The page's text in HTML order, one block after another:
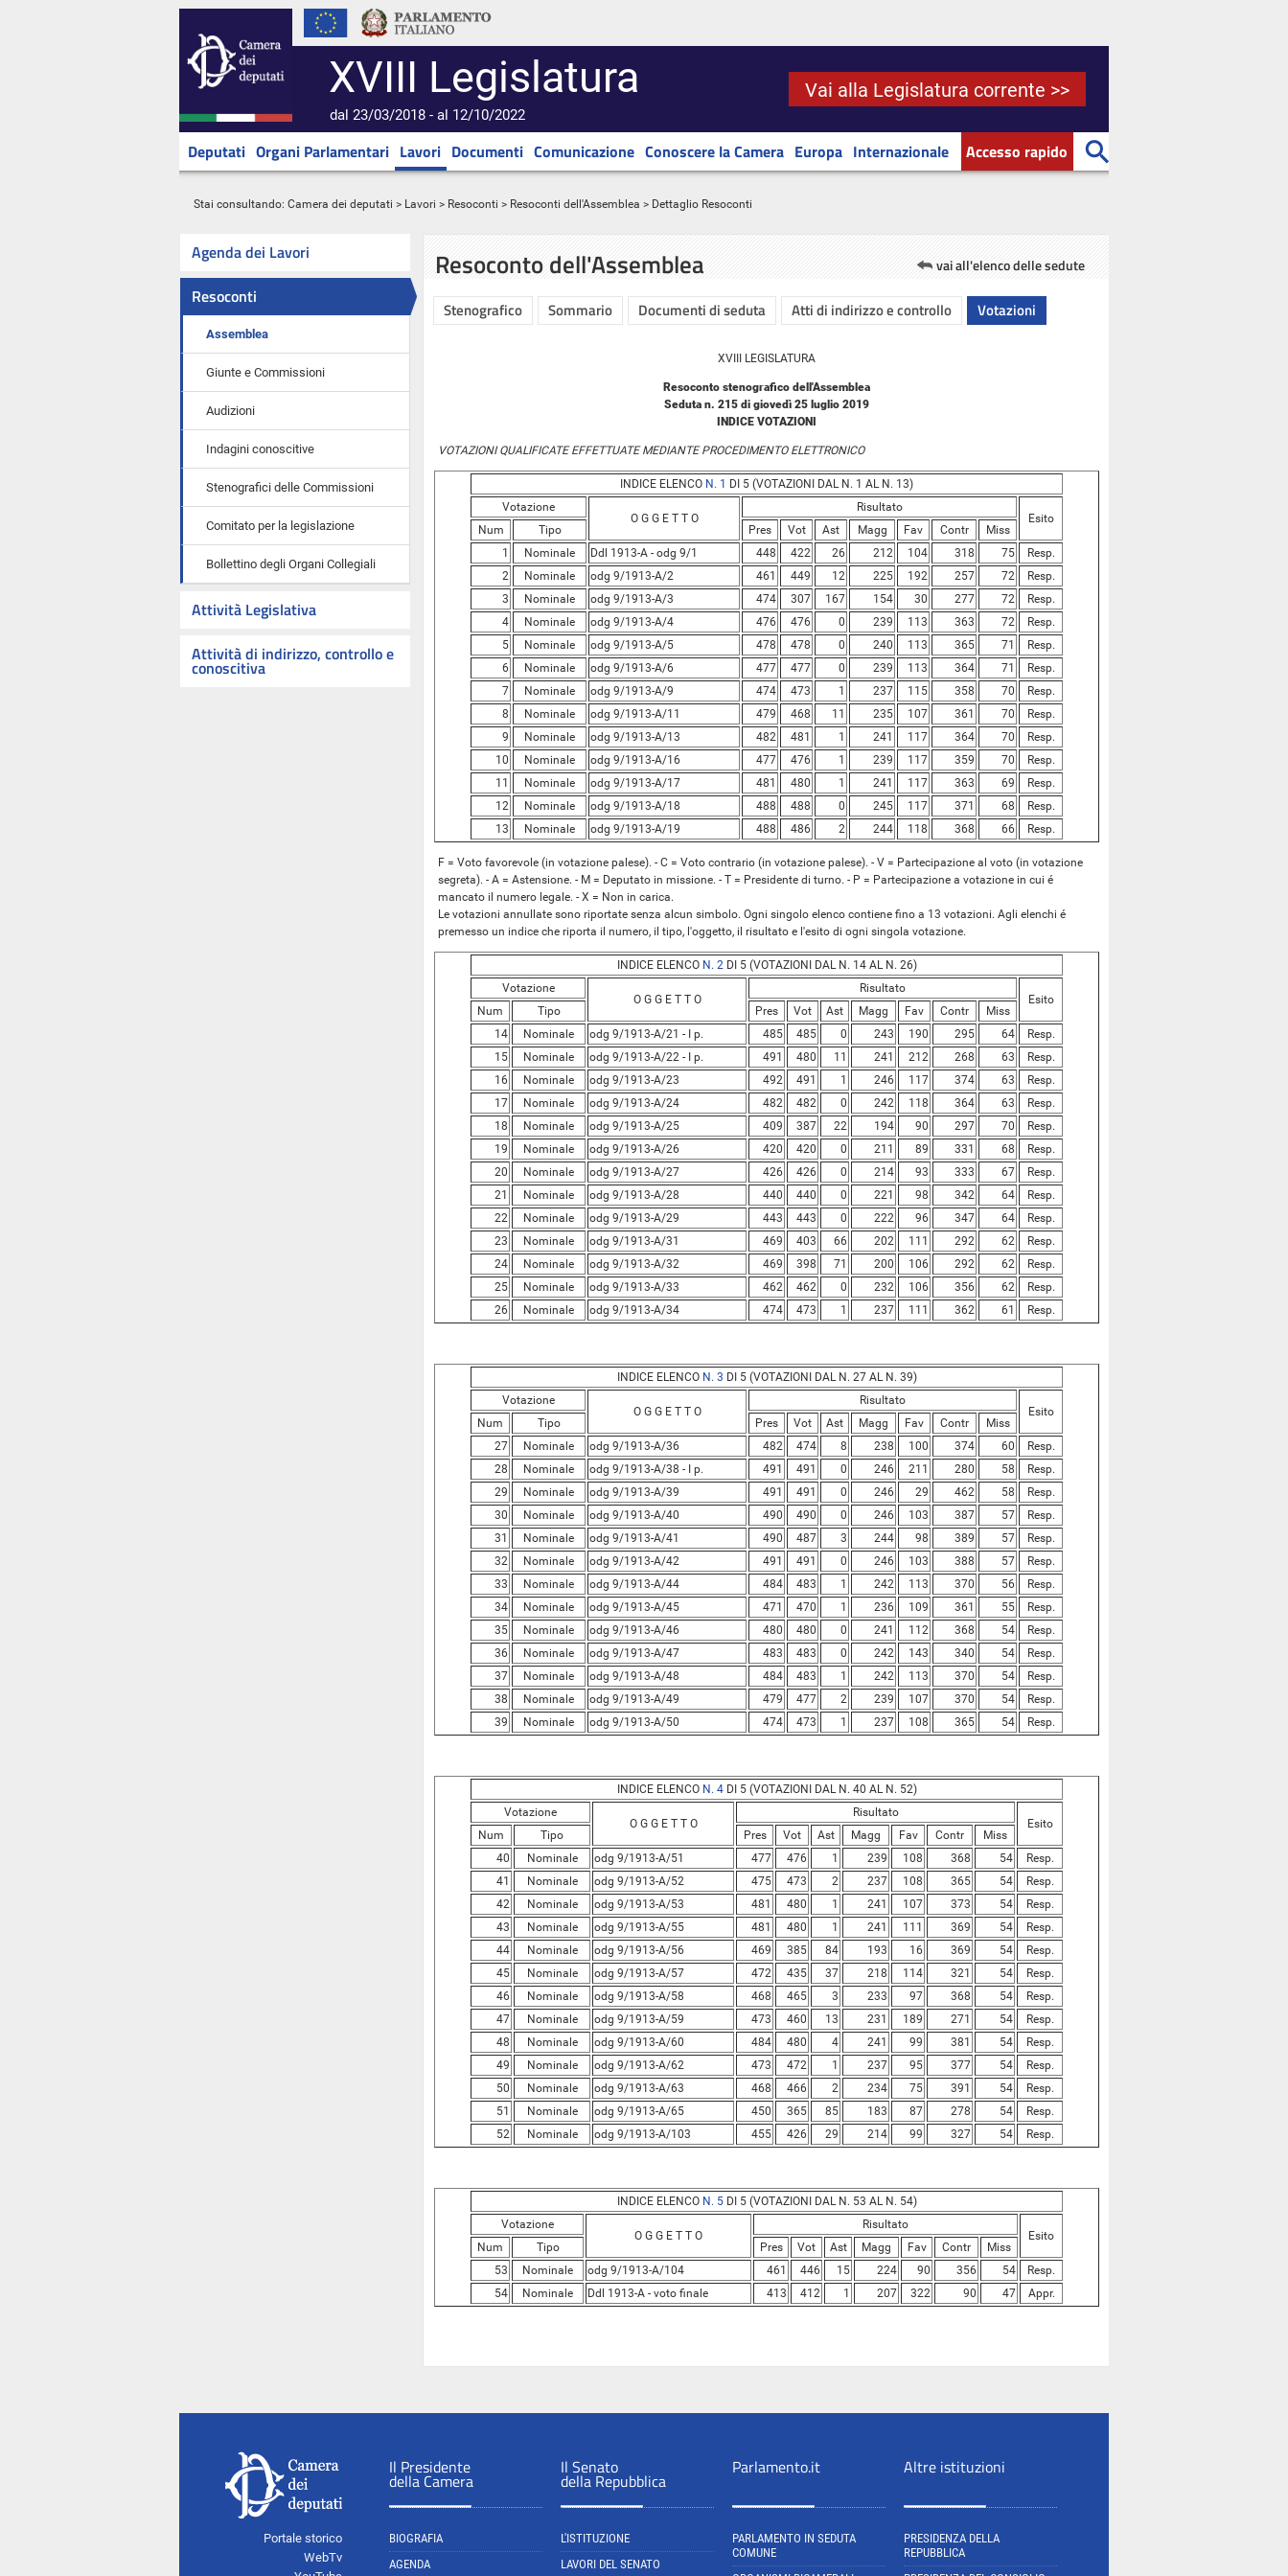
XVIII Legislatura
dal 23/03/2018 - al 12/10/2022
Vai alla Legislatura corrente >>
Deputati Organi Parlamentari Lavori Documenti Comunicazione Conoscere la Camera Europa Internazionale Accesso rapido
Stai consultando: Camera dei deputati > Lavori > Resoconti > Resoconti dell'Assemblea > Dettaglio Resoconti
Agenda dei Lavori
Resoconti
Assemblea
Giunte e Commissioni
Audizioni
Indagini conoscitive
Stenografici delle Commissioni
Comitato per la legislazione
Bollettino degli Organi Collegiali
Attività Legislativa
Attività di indirizzo, controllo e
conoscitiva
Resoconto dell'Assemblea vai all'elenco delle sedute
Stenografico Sommario Documenti di seduta Atti di indirizzo e controllo Votazioni
XVIII LEGISLATURA
Resoconto stenografico dell'Assemblea
Seduta n. 215 di giovedì 25 luglio 2019
INDICE VOTAZIONI
VOTAZIONI QUALIFICATE EFFETTUATE MEDIANTE PROCEDIMENTO ELETTRONICO
INDICE ELENCO N. 1
DI 5 (VOTAZIONI DAL N. 1 AL N. 13)
Votazione
O G G E T T O
Risultato
Esito
Num
Tipo Pres Vot Ast Magg Fav Contr
Miss
1
Nominale Ddl 1913-A - odg 9/1 448 422 26 212 104 318 75
Resp.
2
Nominale odg 9/1913-A/2 461 449 12 225 192 257 72
Resp.
3
Nominale odg 9/1913-A/3 474 307 167 154 30 277 72
Resp.
4
Nominale odg 9/1913-A/4 476 476 0 239 113 363 72
Resp.
5
Nominale odg 9/1913-A/5 478 478 0 240 113 365 71
Resp.
6
Nominale odg 9/1913-A/6 477 477 0 239 113 364 71
Resp.
7
Nominale odg 9/1913-A/9 474 473 1 237 115 358 70
Resp.
8
Nominale odg 9/1913-A/11 479 468 11 235 107 361 70
Resp.
9
Nominale odg 9/1913-A/13 482 481 1 241 117 364 70
Resp.
10
Nominale odg 9/1913-A/16 477 476 1 239 117 359 70
Resp.
11
Nominale odg 9/1913-A/17 481 480 1 241 117 363 69
Resp.
12
Nominale odg 9/1913-A/18 488 488 0 245 117 371 68
Resp.
13
Nominale odg 9/1913-A/19 488 486 2 244 118 368 66 Resp.
F = Voto favorevole (in votazione palese). - C = Voto contrario (in votazione palese). - V = Partecipazione al voto (in votazione
segreta). - A = Astensione. - M = Deputato in missione. - T = Presidente di turno. - P = Partecipazione a votazione in cui é
mancato il numero legale. - X = Non in carica.
Le votazioni annullate sono riportate senza alcun simbolo. Ogni singolo elenco contiene fino a 13 votazioni. Agli elenchi é
premesso un indice che riporta il numero, il tipo, l'oggetto, il risultato e l'esito di ogni singola votazione.
INDICE ELENCO N. 2DI 5 (VOTAZIONI DAL N. 14 AL N. 26)
Votazione
O G G E T T O
Risultato
Esito
Num
Tipo Pres Vot Ast Magg Fav Contr
Miss
14
Nominale odg 9/1913-A/21 - I p. 485 485 0 243 190 295 64
Resp.
15
Nominale odg 9/1913-A/22 - I p. 491 480 11 241 212 268 63
Resp.
16
Nominale odg 9/1913-A/23 492 491 1 246 117 374 63
Resp.
17
Nominale odg 9/1913-A/24 482 482 0 242 118 364 63
Resp.
18
Nominale odg 9/1913-A/25 409 387 22 194 90 297 70
Resp.
19
Nominale odg 9/1913-A/26 420 420 0 211 89 331 68
Resp.
20
Nominale odg 9/1913-A/27 426 426 0 214 93 333 67
Resp.
21
Nominale odg 9/1913-A/28 440 440 0 221 98 342 64
Resp.
22
Nominale odg 9/1913-A/29 443 443 0 222 96 347 64
Resp.
23
Nominale odg 9/1913-A/31 469 403 66 202 111 292 62
Resp.
24
Nominale odg 9/1913-A/32 469 398 71 200 106 292 62
Resp.
25
Nominale odg 9/1913-A/33 462 462 0 232 106 356 62
Resp.
26
Nominale odg 9/1913-A/34 474 473 1 237 111 362 61 Resp.
INDICE ELENCO N. 3 DI 5 (VOTAZIONI DAL N. 27 AL N. 39)
Votazione
O G G E T T O
Risultato
Esito
Num
Tipo Pres Vot Ast Magg Fav Contr
Miss
27
Nominale odg 9/1913-A/36 482 474 8 238 100 374 60
Resp.
28
Nominale odg 9/1913-A/38 - I p. 491 491 0 246 211 280 58
Resp.
29
Nominale odg 9/1913-A/39 491 491 0 246 29 462 58
Resp.
30
Nominale odg 9/1913-A/40 490 490 0 246 103 387 57
Resp.
31
Nominale odg 9/1913-A/41 490 487 3 244 98 389 57
Resp.
32
Nominale odg 9/1913-A/42 491 491 0 246 103 388 57
Resp.
33
Nominale odg 9/1913-A/44 484 483 1 242 113 370 56
Resp.
34
Nominale odg 9/1913-A/45 471 470 1 236 109 361 55
Resp.
35
Nominale odg 9/1913-A/46 480 480 0 241 112 368 54
Resp.
36
Nominale odg 9/1913-A/47 483 483 0 242 143 340 54
Resp.
37
Nominale odg 9/1913-A/48 484 483 1 242 113 370 54
Resp.
38
Nominale odg 9/1913-A/49 479 477 2 239 107 370 54
Resp.
39
Nominale odg 9/1913-A/50 474 473 1 237 108 365 54 Resp.
INDICE ELENCO N. 4DI 5 (VOTAZIONI DAL N. 40 AL N. 52)
Votazione
O G G E T T O
Risultato
Esito
Num
Tipo Pres Vot Ast Magg Fav Contr
Miss
40
Nominale odg 9/1913-A/51 477 476 1 239 108 368 54
Resp.
41
Nominale odg 9/1913-A/52 475 473 2 237 108 365 54
Resp.
42
Nominale odg 9/1913-A/53 481 480 1 241 107 373 54
Resp.
43
Nominale odg 9/1913-A/55 481 480 1 241 111 369 54
Resp.
44
Nominale odg 9/1913-A/56 469 385 84 193 16 369 54
Resp.
45
Nominale odg 9/1913-A/57 472 435 37 218 114 321 54
Resp.
46
Nominale odg 9/1913-A/58 468 465 3 233 97 368 54
Resp.
47
Nominale odg 9/1913-A/59 473 460 13 231 189 271 54
Resp.
48
Nominale odg 9/1913-A/60 484 480 4 241 99 381 54
Resp.
49
Nominale odg 9/1913-A/62 473 472 1 237 95 377 54
Resp.
50
Nominale odg 9/1913-A/63 468 466 2 234 75 391 54
Resp.
51
Nominale odg 9/1913-A/65 450 365 85 183 87 278 54
Resp.
52
Nominale odg 9/1913-A/103 455 426 29 214 99 327 54 Resp.
INDICE ELENCO N. 5DI 5 (VOTAZIONI DAL N. 53 AL N. 54)
Votazione
O G G E T T O
Risultato
Esito
Num
Tipo Pres Vot Ast Magg Fav Contr
Miss
53
Nominale odg 9/1913-A/104 461 446 15 224 90 356 54
Resp.
54
Nominale Ddl 1913-A - voto finale 413 412 1 207 322 90 47 Appr.
Portale storico
WebTv
Il Presidente
della Camera
BIOGRAFIA
AGENDA
Il Senato
della Repubblica
L'ISTITUZIONE
LAVORI DEL SENATO
Parlamento.it
PARLAMENTO IN SEDUTA
COMUNE
Altre istituzioni
PRESIDENZA DELLA
REPUBBLICA